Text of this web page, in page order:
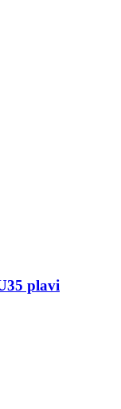
plavi